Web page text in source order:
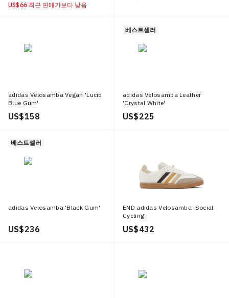
US$ 66 최근 판매가보다 낮음
adidas Velosamba Vegan 'Lucid
Blue Gum'
US$ 158
베스트셀러
adidas Velosamba Leather
'Crystal White'
US$ 225
베스트셀러
adidas Velosamba 'Black Gum'
US$ 236
END adidas Velosamba 'Social
Cycling'
US$ 432